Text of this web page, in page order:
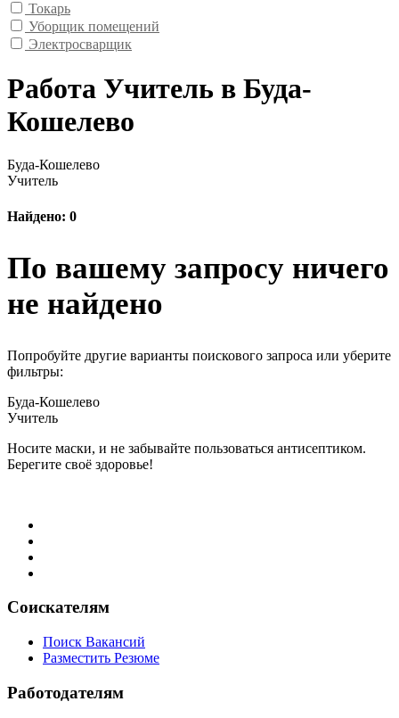
Токарь
Уборщик помещений
Электросварщик
Работа Учитель в Буда-
Кошелево
Буда-Кошелево
Учитель
Найдено: 0
По вашему запросу ничего
не найдено
Попробуйте другие варианты поискового запроса или уберите
фильтры:
Буда-Кошелево
Учитель
Носите маски, и не забывайте пользоваться антисептиком.
Берегите своё здоровье!
Соискателям
Поиск Вакансий
Разместить Резюме
Работодателям